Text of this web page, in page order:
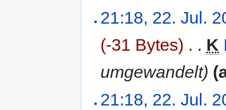
21:18, 22. Jul.
(-31 Bytes) . . K
umgewandelt)
21:18, 22. Jul.